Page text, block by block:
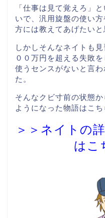
「仕事は見て覚えろ」
いで、汎用旋盤の使い
方には教えてあげたいと
しかしそんなネイトも
００万円を超える失敗
使うセンスがないと言
た。
そんなクビ寸前の状態
ようになった物語はこち
＞＞ネイトの
はこ